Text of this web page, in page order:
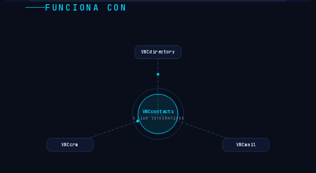
FUNCIONA CON
VNCdirectory
VNCmail
VNCcrm
VNCcontacts
3 LIVE INTEGRATIONS